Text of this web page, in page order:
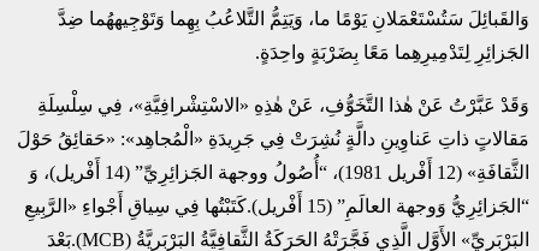
وَالقَبائِلَ سَتُسْتَعْمَلانِ يَوْمًا ما، وَيَتِمُّ التَّلاعُبُ بِهِما وَتَوْجِيههُما ضِدَّ
الجَزائِرِ لِتَدْمِيرِهِما مَعًا بِضَرْبَةٍ واحِدَةٍ.
وَقَدْ عَبَّرْتُ عَنْ هٰذا التَّخَوُّفِ، عَنْ هٰذِهِ «الاسْتِشْرافِيَّةِ»، فِي سِلْسِلَةِ
مَقالاتٍ ذاتِ عَناوِينِ دالَّةٍ نُشِرَتْ فِي جَرِيدَةِ «الْمُجاهِد»: «حَقائِقُ حَوْلَ
الثَّقافَةِ» (12 أَفْريل 1981)، “أُصُولُ ووجهة الجَزائِرِيِّ” (14 أَفْريل)، وَ
“الجَزائِرِيُّ وَوجهة العالَمِ” (15 أَفْريل).كَتَبْتُها فِي سِياقِ أَجْواءِ «الرَّبِيعِ
البَرْبَرِيِّ» الأَوَّلِ الَّذِي فَجَّرَتْهُ الحَرَكَةُ الثَّقافِيَّةُ البَرْبَرِيَّةُ (MCB).بَعْدَ